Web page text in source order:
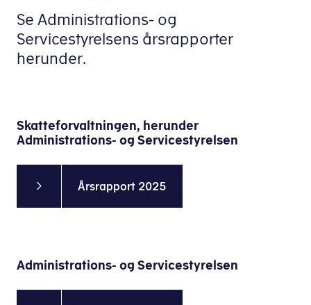
Se Administrations- og
Servicestyrelsens årsrapporter
herunder.
Skatteforvaltningen, herunder
Administrations- og Servicestyrelsen
Årsrapport 2025
Administrations- og Servicestyrelsen